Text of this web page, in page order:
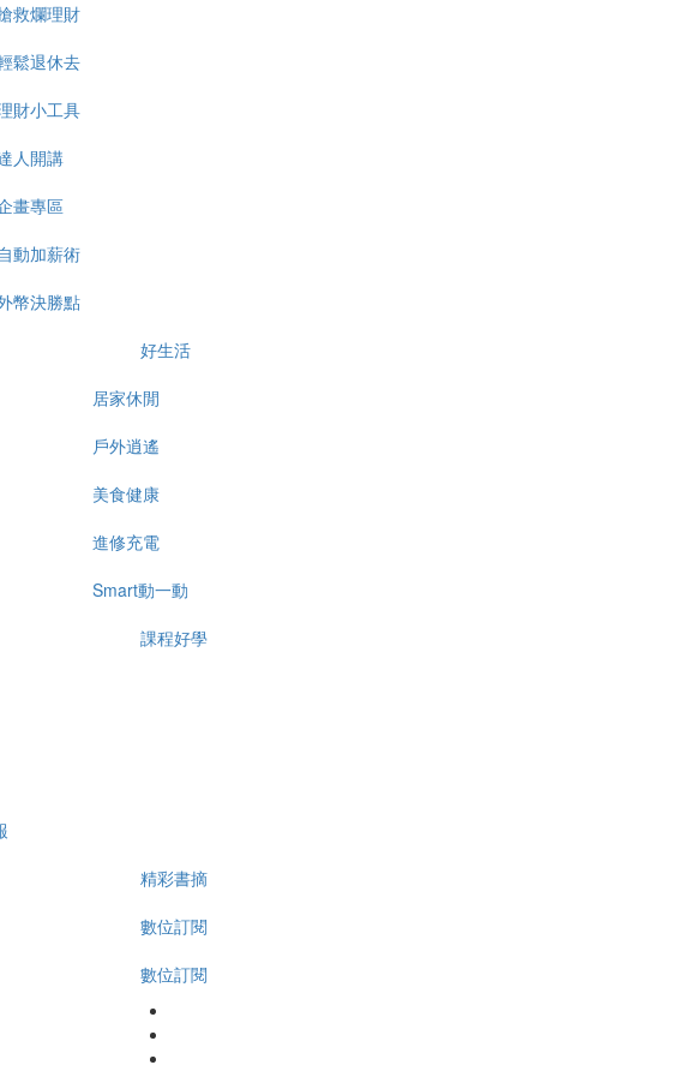
救爛理財
鬆退休去
財小工具
人開講
畫專區
動加薪術
幣決勝點
好生活
居家休閒
戶外逍遙
美食健康
進修充電
Smart動一動
課程好學
精彩書摘
數位訂閱
數位訂閱